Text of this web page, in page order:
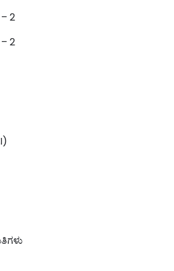
2
2